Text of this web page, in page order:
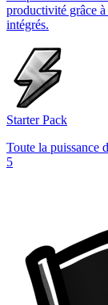
productivité grâce à
intégrés.
Starter Pack
Toute la puissance
5